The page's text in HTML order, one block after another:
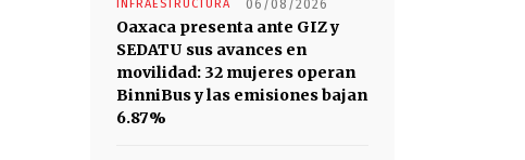
INFRAESTRUCTURA 06/08/2026
Oaxaca presenta ante GIZ y
SEDATU sus avances en
movilidad: 32 mujeres operan
BinniBus y las emisiones bajan
6.87%